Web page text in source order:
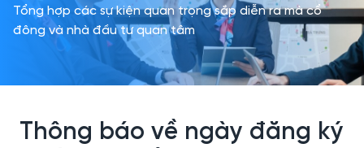
Tổng hợp các sự kiện quan trọng sắp diễn ra mà cổ
đông và nhà đầu tư quan tâm
Thông báo về ngày đăng ký